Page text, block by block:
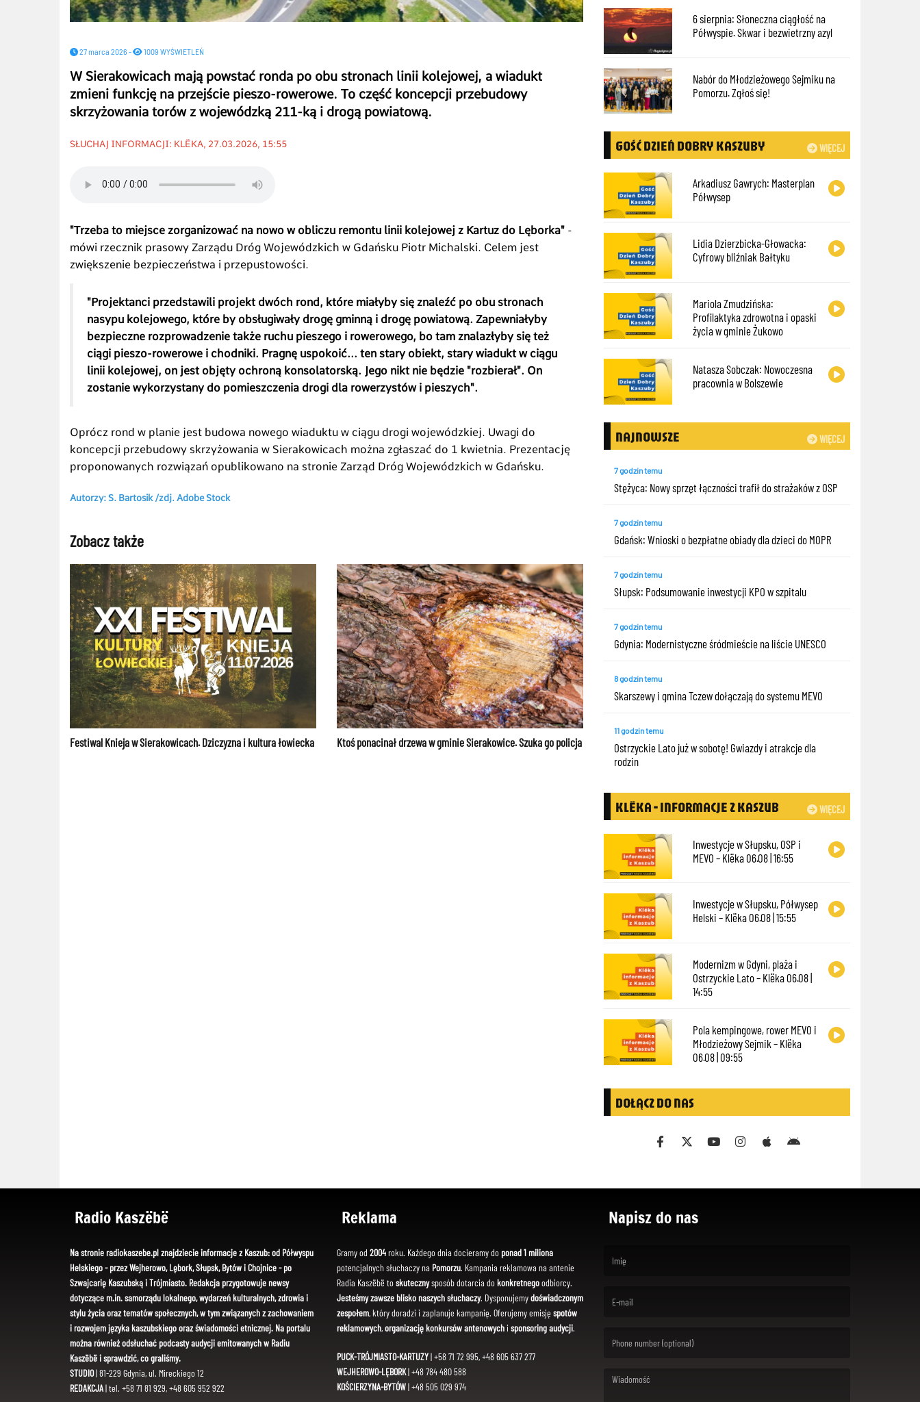
27 marca 2026 - 1009 WYŚWIETLEŃ
W Sierakowicach mają powstać ronda po obu stronach linii kolejowej, a wiadukt
zmieni funkcję na przejście pieszo-rowerowe. To część koncepcji przebudowy
skrzyżowania torów z wojewódzką 211-ką i drogą powiatową.
SŁUCHAJ INFORMACJI: KLËKA, 27.03.2026, 15:55
"Trzeba to miejsce zorganizować na nowo w obliczu remontu linii kolejowej z Kartuz do Lęborka" -
mówi rzecznik prasowy Zarządu Dróg Wojewódzkich w Gdańsku Piotr Michalski. Celem jest
zwiększenie bezpieczeństwa i przepustowości.
"Projektanci przedstawili projekt dwóch rond, które miałyby się znaleźć po obu stronach
nasypu kolejowego, które by obsługiwały drogę gminną i drogę powiatową. Zapewniałyby
bezpieczne rozprowadzenie także ruchu pieszego i rowerowego, bo tam znalazłyby się też
ciągi pieszo-rowerowe i chodniki. Pragnę uspokoić... ten stary obiekt, stary wiadukt w ciągu
linii kolejowej, on jest objęty ochroną konsolatorską. Jego nikt nie będzie "rozbierał". On
zostanie wykorzystany do pomieszczenia drogi dla rowerzystów i pieszych".
Oprócz rond w planie jest budowa nowego wiaduktu w ciągu drogi wojewódzkiej. Uwagi do
koncepcji przebudowy skrzyżowania w Sierakowicach można zgłaszać do 1 kwietnia. Prezentację
proponowanych rozwiązań opublikowano na stronie Zarząd Dróg Wojewódzkich w Gdańsku.
Autorzy: S. Bartosik /zdj. Adobe Stock
Zobacz także
Festiwal Knieja w Sierakowicach. Dziczyzna i kultura łowiecka Ktoś ponacinał drzewa w gminie Sierakowice. Szuka go policja
6 sierpnia: Słoneczna ciągłość na
Półwyspie. Skwar i bezwietrzny azyl
Nabór do Młodzieżowego Sejmiku na
Pomorzu. Zgłoś się!
WIĘCEJ
GOŚĆ DZIEŃ DOBRY KASZUBY
Arkadiusz Gawrych: Masterplan
Półwysep
Lidia Dzierzbicka-Głowacka:
Cyfrowy bliźniak Bałtyku
Mariola Zmudzińska:
Profilaktyka zdrowotna i opaski
życia w gminie Żukowo
Natasza Sobczak: Nowoczesna
pracownia w Bolszewie
WIĘCEJ
NAJNOWSZE
7 godzin temu
Stężyca: Nowy sprzęt łączności trafił do strażaków z OSP
7 godzin temu
Gdańsk: Wnioski o bezpłatne obiady dla dzieci do MOPR
7 godzin temu
Słupsk: Podsumowanie inwestycji KPO w szpitalu
7 godzin temu
Gdynia: Modernistyczne śródmieście na liście UNESCO
8 godzin temu
Skarszewy i gmina Tczew dołączają do systemu MEVO
11 godzin temu
Ostrzyckie Lato już w sobotę! Gwiazdy i atrakcje dla
rodzin
WIĘCEJ
KLËKA - INFORMACJE Z KASZUB
Inwestycje w Słupsku, OSP i
MEVO – Klëka 06.08 | 16:55
Inwestycje w Słupsku, Półwysep
Helski – Klëka 06.08 | 15:55
Modernizm w Gdyni, plaża i
Ostrzyckie Lato – Klëka 06.08 |
14:55
Pola kempingowe, rower MEVO i
Młodzieżowy Sejmik – Klëka
06.08 | 09:55
DOŁĄCZ DO NAS
Radio Kaszëbë
Na stronie radiokaszebe.pl znajdziecie informacje z Kaszub: od Półwyspu
Helskiego - przez Wejherowo, Lębork, Słupsk, Bytów i Chojnice - po
Szwajcarię Kaszubską i Trójmiasto. Redakcja przygotowuje newsy
dotyczące m.in. samorządu lokalnego, wydarzeń kulturalnych, zdrowia i
stylu życia oraz tematów społecznych, w tym związanych z zachowaniem
i rozwojem języka kaszubskiego oraz świadomości etnicznej. Na portalu
można również odsłuchać podcasty audycji emitowanych w Radiu
Kaszëbë i sprawdzić, co graliśmy.
STUDIO| 81-229 Gdynia, ul. Mireckiego 12
REDAKCJA| tel. +58 71 81 929, +48 605 952 922
Reklama
Gramy od 2004roku. Każdego dnia docieramy do ponad 1 miliona
potencjalnych słuchaczy na Pomorzu. Kampania reklamowa na antenie
Radia Kaszëbë toskutecznysposób dotarcia dokonkretnegoodbiorcy.
Jesteśmy zawsze blisko naszych słuchaczy. Dysponujemydoświadczonym
zespołem, który doradzi i zaplanuje kampanię. Oferujemy emisję spotów
reklamowych,organizację konkursów antenowychi sponsoring audycji.
PUCK-TRÓJMIASTO-KARTUZY| +58 71 72 995, +48 605 637 277
WEJHEROWO-LĘBORK| +48 784 480 588
KOŚCIERZYNA-BYTÓW| +48 505 029 974
Napisz do nas